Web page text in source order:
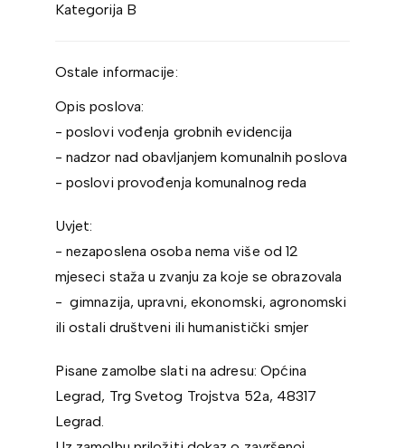
Kategorija B
Ostale informacije:
Opis poslova:
- poslovi vođenja grobnih evidencija
- nadzor nad obavljanjem komunalnih poslova
- poslovi provođenja komunalnog reda
Uvjet:
- nezaposlena osoba nema više od 12
mjeseci staža u zvanju za koje se obrazovala
- gimnazija, upravni, ekonomski, agronomski
ili ostali društveni ili humanistički smjer
Pisane zamolbe slati na adresu: Općina
Legrad, Trg Svetog Trojstva 52a, 48317
Legrad.